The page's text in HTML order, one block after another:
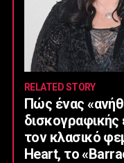
RELATED STORY
Πώς ένας
δισκογραφικής
τον κλασικό
Heart, το